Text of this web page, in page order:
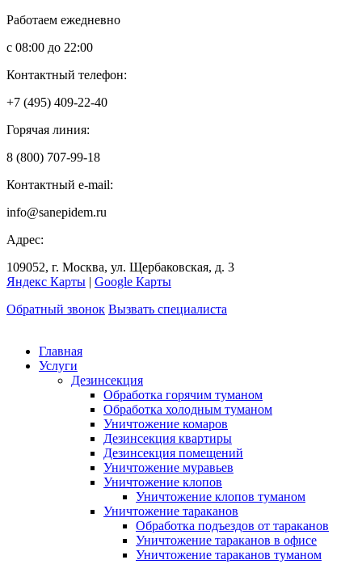
Работаем ежедневно
с 08:00 до 22:00
Контактный телефон:
+7 (495) 409-22-40
Горячая линия:
8 (800) 707-99-18
Контактный e-mail:
info@sanepidem.ru
Адрес:
109052, г. Москва, ул. Щербаковская, д. 3
Яндекс Карты | Google Карты
Обратный звонок Вызвать специалиста
Главная
Услуги
Дезинсекция
Обработка горячим туманом
Обработка холодным туманом
Уничтожение комаров
Дезинсекция квартиры
Дезинсекция помещений
Уничтожение муравьев
Уничтожение клопов
Уничтожение клопов туманом
Уничтожение тараканов
Обработка подъездов от тараканов
Уничтожение тараканов в офисе
Уничтожение тараканов туманом